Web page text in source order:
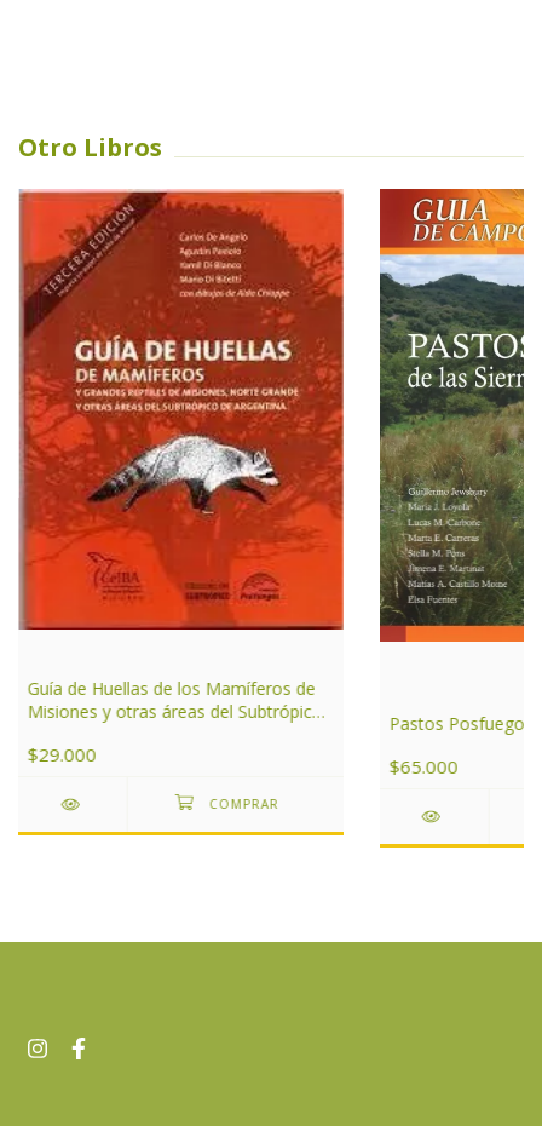
Otro Libros
Guía de Huellas de los Mamíferos de
Misiones y otras áreas del Subtrópico
$29.000
Pastos Posfuego
$65.000